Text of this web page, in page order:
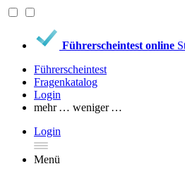
Führerscheintest online
Führerscheintest
Fragenkatalog
Login
mehr … weniger …
Login
Menü